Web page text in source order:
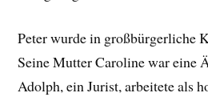
Peter wurde in großbürgerliche
Seine Mutter Caroline war eine
Adolph, ein Jurist, arbeitete als